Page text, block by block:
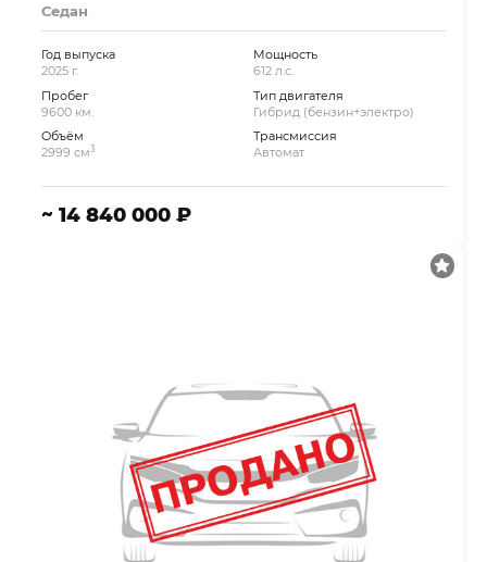
Седан
Год выпуска
2025 г.
Пробег
9600 км.
Объём
2999 см3
Мощность
612 л.с.
Тип двигателя
Гибрид (бензин+электро)
Трансмиссия
Автомат
~ 14 840 000 ₽